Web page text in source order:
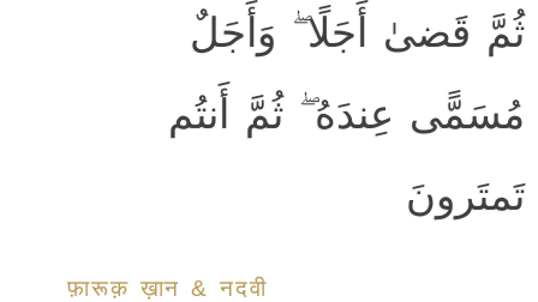
ثُمَّ قَضىٰ أَجَلًا ۖ وَأَجَلٌ
مُسَمًّى عِندَهُ ۖ ثُمَّ أَنتُم
تَمتَرونَ
फ़ारूक़ ख़ान & नदवी